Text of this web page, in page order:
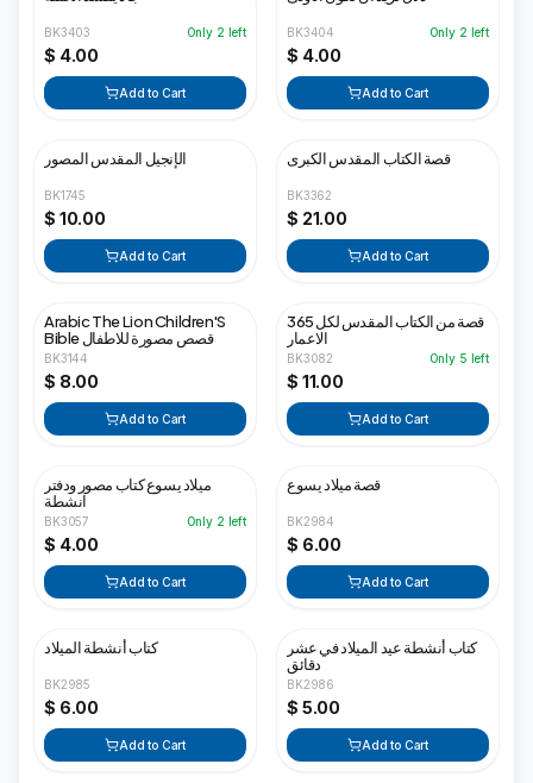
BK3403 Only 2 left
$ 4.00
Add to Cart
BK3404 Only 2 left
$ 4.00
Add to Cart
الإنجيل المقدس المصور
BK1745
$ 10.00
Add to Cart
قصة الكتاب المقدس الكبرى
BK3362
$ 21.00
Add to Cart
Arabic The Lion Children'S
Bible قصص مصورة للاطفال
BK3144
$ 8.00
Add to Cart
365 قصة من الكتاب المقدس لكل
الاعمار
BK3082 Only 5 left
$ 11.00
Add to Cart
ميلاد يسوع كتاب مصور ودفتر
انشطة
BK3057 Only 2 left
$ 4.00
Add to Cart
قصة ميلاد يسوع
BK2984
$ 6.00
Add to Cart
كتاب أنشطة الميلاد
BK2985
$ 6.00
Add to Cart
كتاب أنشطة عيد الميلاد في عشر
دقائق
BK2986
$ 5.00
Add to Cart